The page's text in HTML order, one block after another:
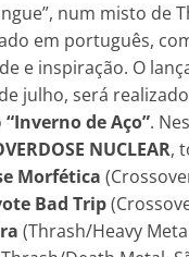
num misto de
em português,
e inspiração. O
julho, será
“Inverno de Aço”.
NUCLEAR,
Morfética
Bad Trip
(Thrash/Heavy